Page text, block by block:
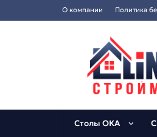
О компании Политика
Столы ОКА